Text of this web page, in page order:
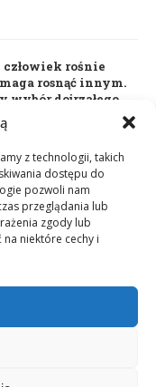
z technologii, takich
dostępu do
pozwoli nam
przeglądania lub
zgody lub
niektóre cechy i
rośnie
rosnąć innym.
wybór dojrzałego
Cię